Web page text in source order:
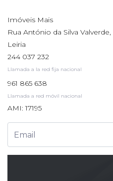
Imóveis Mais
Rua António da Silva
Leiria
244 037 232
Llamada a la red fija nacional
961 865 638
Llamada a red móvil nacional
AMI: 17195